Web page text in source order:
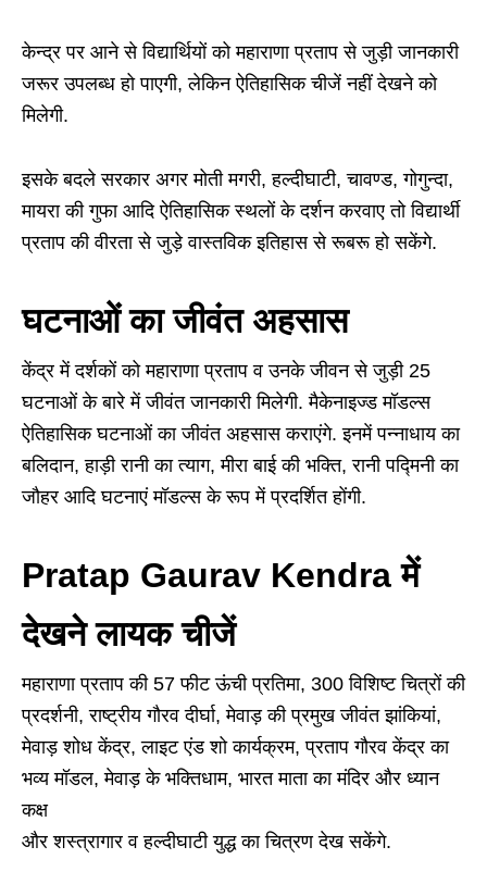
केन्द्र पर आने से विद्यार्थियों को महाराणा प्रताप से जुड़ी जानकारी
जरूर उपलब्ध हो पाएगी, लेकिन ऐतिहासिक चीजें नहीं देखने को
मिलेगी.
इसके बदले सरकार अगर मोती मगरी, हल्दीघाटी, चावण्ड, गोगुन्दा,
मायरा की गुफा आदि ऐतिहासिक स्थलों के दर्शन करवाए तो विद्यार्थी
प्रताप की वीरता से जुड़े वास्तविक इतिहास से रूबरू हो सकेंगे.
घटनाओं का जीवंत अहसास
केंद्र में दर्शकों को महाराणा प्रताप व उनके जीवन से जुड़ी 25
घटनाओं के बारे में जीवंत जानकारी मिलेगी. मैकेनाइज्ड मॉडल्स
ऐतिहासिक घटनाओं का जीवंत अहसास कराएंगे. इनमें पन्नाधाय का
बलिदान, हाड़ी रानी का त्याग, मीरा बाई की भक्ति, रानी पद्मिनी का
जौहर आदि घटनाएं मॉडल्स के रूप में प्रदर्शित होंगी.
Pratap Gaurav Kendra में
देखने लायक चीजें
महाराणा प्रताप की 57 फीट ऊंची प्रतिमा, 300 विशिष्ट चित्रों की
प्रदर्शनी, राष्ट्रीय गौरव दीर्घा, मेवाड़ की प्रमुख जीवंत झांकियां,
मेवाड़ शोध केंद्र, लाइट एंड शो कार्यक्रम, प्रताप गौरव केंद्र का
भव्य मॉडल, मेवाड़ के भक्तिधाम, भारत माता का मंदिर और ध्यान
कक्ष
और शस्त्रागार व हल्दीघाटी युद्ध का चित्रण देख सकेंगे.